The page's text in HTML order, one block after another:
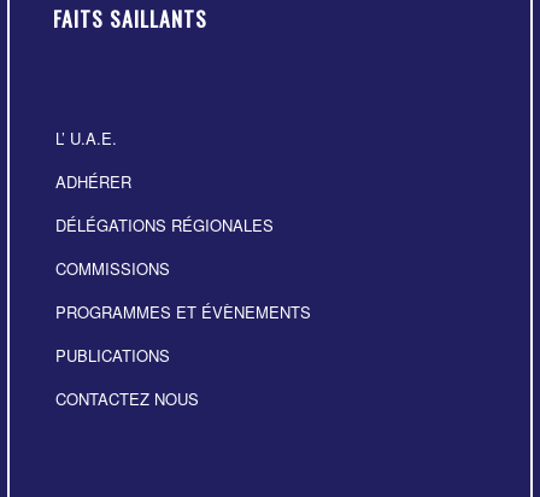
FAITS SAILLANTS
L’ U.A.E.
ADHÉRER
DÉLÉGATIONS RÉGIONALES
COMMISSIONS
PROGRAMMES ET ÉVÈNEMENTS
PUBLICATIONS
CONTACTEZ NOUS